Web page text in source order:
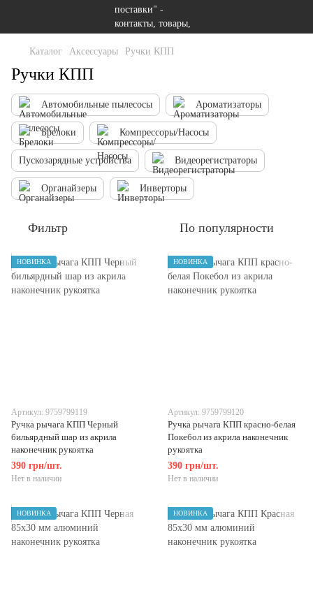
Каталог Аксессуары Ручки КПП
Ручки КПП
Автомобильные пылесосы Ароматизаторы
Брелоки Компрессоры/Насосы
Пускозарядные устройства Видеорегистраторы
Органайзеры Инверторы
Фильтр По популярности
НОВИНКА
Артикул: 9759799119
Ручка рычага КПП Черный
бильярдный шар из акрила
наконечник рукоятка
390 грн/шт.
Нет в наличии
НОВИНКА
Артикул: 9759799120
Ручка рычага КПП красно-белая
Покебол из акрила наконечник
рукоятка
390 грн/шт.
Нет в наличии
НОВИНКА НОВИНКА